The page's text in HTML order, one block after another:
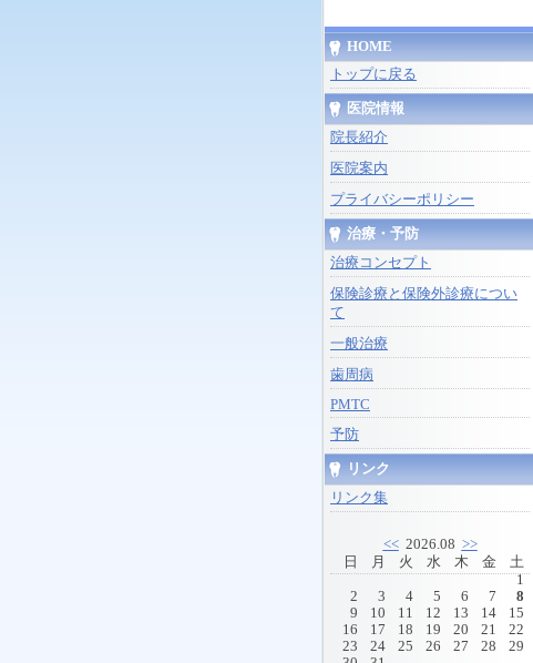
HOME
トップに戻る
医院情報
院長紹介
医院案内
プライバシーポリシー
治療・予防
治療コンセプト
保険診療と保険外診療につい
て
一般治療
歯周病
PMTC
予防
リンク
リンク集
<<2026.08 >>
日
2
9
16
23
月
3
10
17
24
火
4
11
18
25
水
5
12
19
26
木
6
13
20
27
金
7
14
21
28
土
1
8
15
22
29